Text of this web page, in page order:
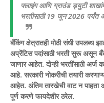
फ्लाइंग आणि ग्राउंड ड्युटी
भरतीसाठी 19 जून 2026 पर्यंत
बँकिंग क्षेत्रातही मोठी संधी
अप्रेंटिस पदांसाठी भरती सुरू असून
जाणार आहेत. दोन्ही भरतींसाठी
आहे. सरकारी नोकरीची तयारी
आहेत. अंतिम तारखेची वाट न
पूर्ण करणे फायदेशीर ठरेल.